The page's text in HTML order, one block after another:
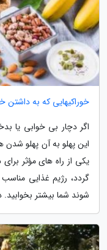
خوراکیهایی که به داشتن
اگر دچار بی خوابی یا
این پهلو به آن پهلو
یکی از راه های مؤثر
گردد، رژیم غذایی
شوند شما بیشتر بخوابید.